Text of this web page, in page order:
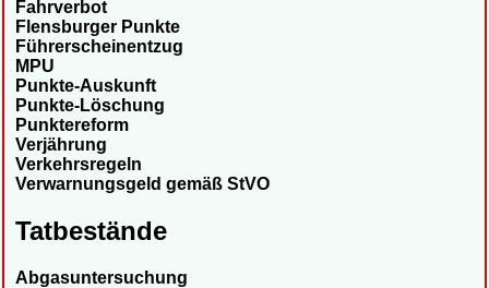
Fahrverbot
Flensburger Punkte
Führerscheinentzug
MPU
Punkte-Auskunft
Punkte-Löschung
Punktereform
Verjährung
Verkehrsregeln
Verwarnungsgeld gemäß StVO
Tatbestände
Abgasuntersuchung